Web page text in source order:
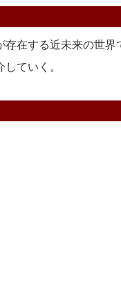
在する近未来の世界
ていく。